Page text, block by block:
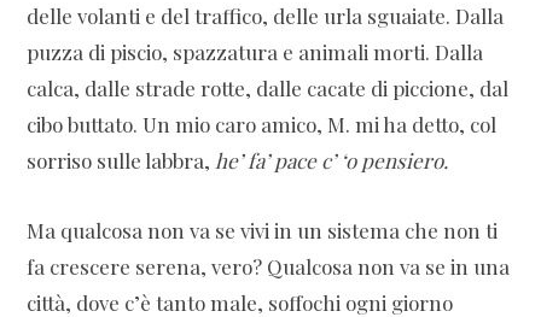
delle volanti e del traffico, delle urla sguaiate. Dalla
puzza di piscio, spazzatura e animali morti. Dalla
calca, dalle strade rotte, dalle cacate di piccione, dal
cibo buttato. Un mio caro amico, M. mi ha detto, col
sorriso sulle labbra, he’ fa’ pace c’ ‘o pensiero.
Ma qualcosa non va se vivi in un sistema che non ti
fa crescere serena, vero? Qualcosa non va se in una
città, dove c’è tanto male, soffochi ogni giorno